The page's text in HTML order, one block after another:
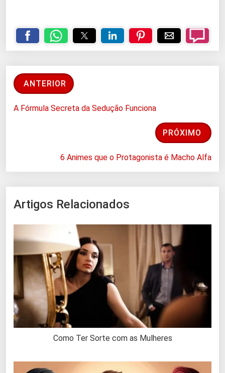
ANTERIOR
A Fórmula Secreta da Sedução Funciona
PRÓXIMO
6 Animes que o Protagonista é Macho Alfa
Artigos Relacionados
Como Ter Sorte com as Mulheres